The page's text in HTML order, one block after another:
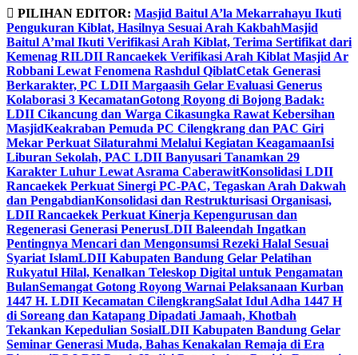
Skip
to
content
PILIHAN EDITOR: Masjid Baitul A’la Mekarrahayu Ikuti
Pengukuran Kiblat, Hasilnya Sesuai Arah KakbahMasjid
Baitul A’mal Ikuti Verifikasi Arah Kiblat, Terima Sertifikat dari
Kemenag RILDII Rancaekek Verifikasi Arah Kiblat Masjid Ar
Robbani Lewat Fenomena Rashdul QiblatCetak Generasi
Berkarakter, PC LDII Margaasih Gelar Evaluasi Generus
Kolaborasi 3 KecamatanGotong Royong di Bojong Badak:
LDII Cikancung dan Warga Cikasungka Rawat Kebersihan
MasjidKeakraban Pemuda PC Cilengkrang dan PAC Giri
Mekar Perkuat Silaturahmi Melalui Kegiatan KeagamaanIsi
Liburan Sekolah, PAC LDII Banyusari Tanamkan 29
Karakter Luhur Lewat Asrama CaberawitKonsolidasi LDII
Rancaekek Perkuat Sinergi PC-PAC, Tegaskan Arah Dakwah
dan PengabdianKonsolidasi dan Restrukturisasi Organisasi,
LDII Rancaekek Perkuat Kinerja Kepengurusan dan
Regenerasi Generasi PenerusLDII Baleendah Ingatkan
Pentingnya Mencari dan Mengonsumsi Rezeki Halal Sesuai
Syariat IslamLDII Kabupaten Bandung Gelar Pelatihan
Rukyatul Hilal, Kenalkan Teleskop Digital untuk Pengamatan
BulanSemangat Gotong Royong Warnai Pelaksanaan Kurban
1447 H. LDII Kecamatan CilengkrangSalat Idul Adha 1447 H
di Soreang dan Katapang Dipadati Jamaah, Khotbah
Tekankan Kepedulian SosialLDII Kabupaten Bandung Gelar
Seminar Generasi Muda, Bahas Kenakalan Remaja di Era